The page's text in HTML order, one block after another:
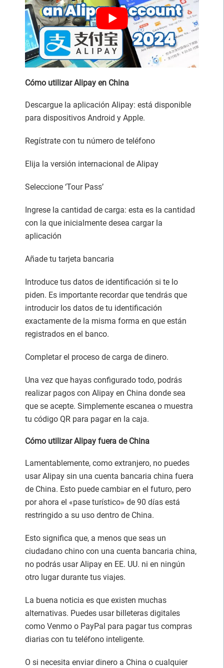
Cómo utilizar Alipay en China
Descargue la aplicación Alipay: está disponible
para dispositivos Android y Apple.
Regístrate con tu número de teléfono
Elija la versión internacional de Alipay
Seleccione ‘Tour Pass’
Ingrese la cantidad de carga: esta es la cantidad
con la que inicialmente desea cargar la
aplicación
Añade tu tarjeta bancaria
Introduce tus datos de identificación si te lo
piden. Es importante recordar que tendrás que
introducir los datos de tu identificación
exactamente de la misma forma en que están
registrados en el banco.
Completar el proceso de carga de dinero.
Una vez que hayas configurado todo, podrás
realizar pagos con Alipay en China donde sea
que se acepte. Simplemente escanea o muestra
tu código QR para pagar en la caja.
Cómo utilizar Alipay fuera de China
Lamentablemente, como extranjero, no puedes
usar Alipay sin una cuenta bancaria china fuera
de China. Esto puede cambiar en el futuro, pero
por ahora el «pase turístico» de 90 días está
restringido a su uso dentro de China.
Esto significa que, a menos que seas un
ciudadano chino con una cuenta bancaria china,
no podrás usar Alipay en EE. UU. ni en ningún
otro lugar durante tus viajes.
La buena noticia es que existen muchas
alternativas. Puedes usar billeteras digitales
como Venmo o PayPal para pagar tus compras
diarias con tu teléfono inteligente.
O si necesita enviar dinero a China o cualquier